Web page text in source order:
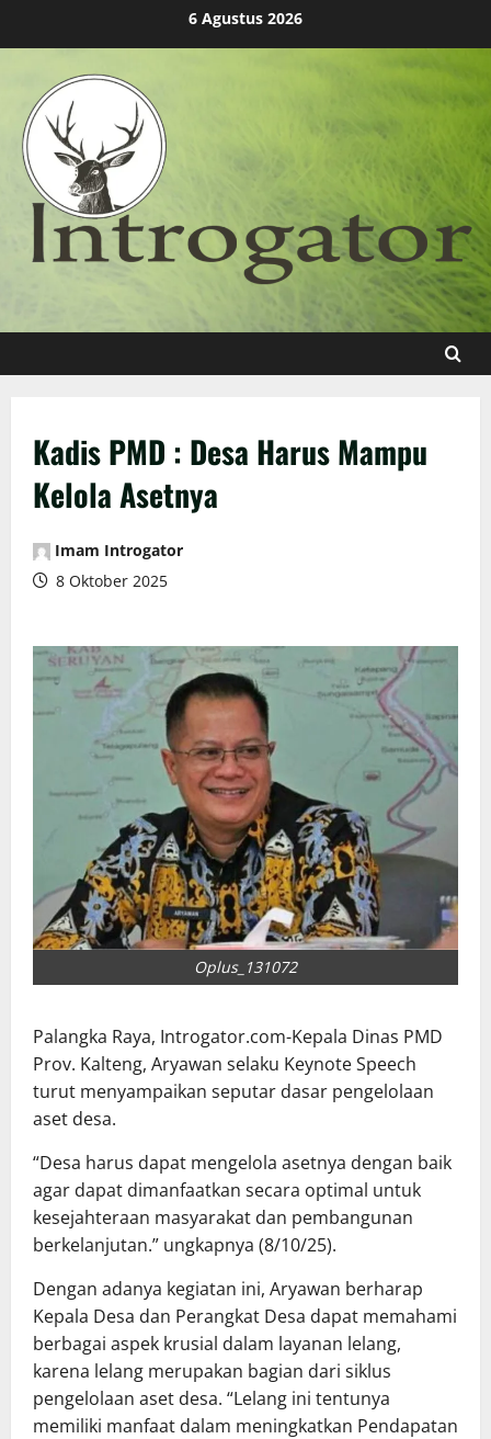
6 Agustus 2026
Kadis PMD : Desa Harus Mampu
Kelola Asetnya
Imam Introgator
8 Oktober 2025
Oplus_131072
Palangka Raya, Introgator.com-Kepala Dinas PMD
Prov. Kalteng, Aryawan selaku Keynote Speech
turut menyampaikan seputar dasar pengelolaan
aset desa.
“Desa harus dapat mengelola asetnya dengan baik
agar dapat dimanfaatkan secara optimal untuk
kesejahteraan masyarakat dan pembangunan
berkelanjutan.” ungkapnya (8/10/25).
Dengan adanya kegiatan ini, Aryawan berharap
Kepala Desa dan Perangkat Desa dapat memahami
berbagai aspek krusial dalam layanan lelang,
karena lelang merupakan bagian dari siklus
pengelolaan aset desa. “Lelang ini tentunya
memiliki manfaat dalam meningkatkan Pendapatan